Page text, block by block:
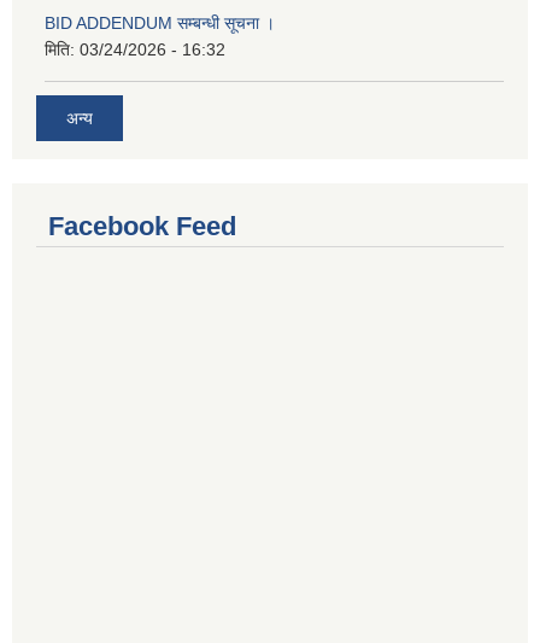
BID ADDENDUM सम्बन्धी सूचना ।
मिति: 03/24/2026 - 16:32
अन्य
Facebook Feed